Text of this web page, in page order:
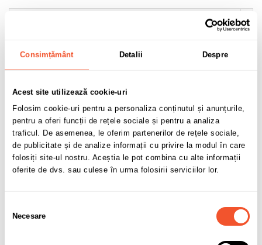
Consimțământ Detalii Despre
Acest site utilizează cookie-uri
Folosim cookie-uri pentru a personaliza conținutul și anunțurile,
pentru a oferi funcții de rețele sociale și pentru a analiza
traficul. De asemenea, le oferim partenerilor de rețele sociale,
de publicitate și de analize informații cu privire la modul în care
folosiți site-ul nostru. Aceștia le pot combina cu alte informații
oferite de dvs. sau culese în urma folosirii serviciilor lor.
consimțământului
Necesare
Adaugă în coș
Sunt de acord cupolitica de confidentialitate a datelor cu
caracter personal.